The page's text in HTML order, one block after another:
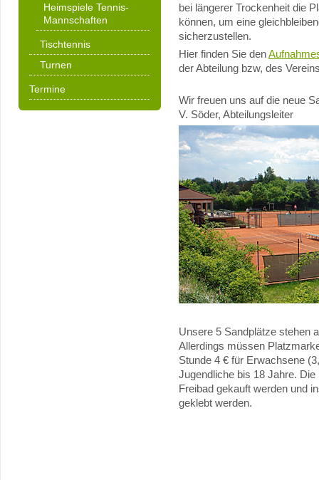
Heimspiele Tennis-
Mannschaften
Tischtennis
Turnen
Termine
bei längerer Trockenheit die
können, um eine
sicherzustellen.
Hier finden Sie den
der Abteilung bzw, des
Wir freuen uns auf die neue
V. Söder, Abteilungsleiter
Unsere 5 Sandplätze stehen
Allerdings müssen
Stunde 4 € für Erwachsene
Jugendliche bis 18 Jahre.
Freibad gekauft werden und
geklebt werden.